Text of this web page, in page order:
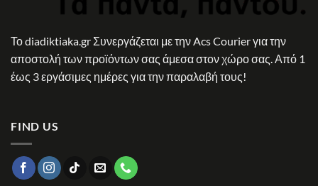
Το diadiktiaka.gr Συνεργάζεται με την Acs Courier για την
αποστολή των προϊόντων σας άμεσα στον χώρο σας. Από 1
έως 3 εργάσιμες ημέρες για την παραλαβή τους!
FIND US